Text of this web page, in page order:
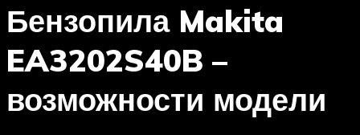
Бензопила Makita
EA3202S40B –
возможности модели